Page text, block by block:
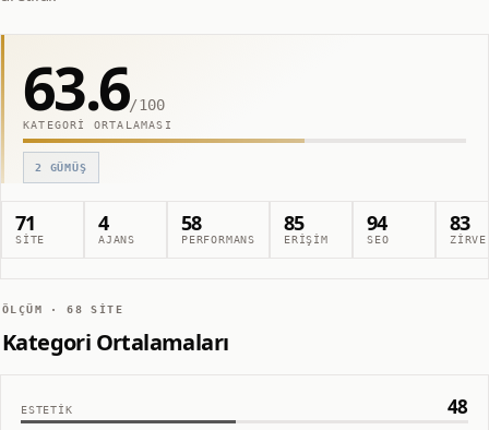
63.6/100
KATEGORI ORTALAMASI
2 GÜMÜŞ
71
SITE
4
AJANS
58
PERFORMANS
85
ERIŞIM
94
SEO
83
ZIRVE
ÖLÇÜM ·68 SITE
Kategori Ortalamaları
ESTETIK 48